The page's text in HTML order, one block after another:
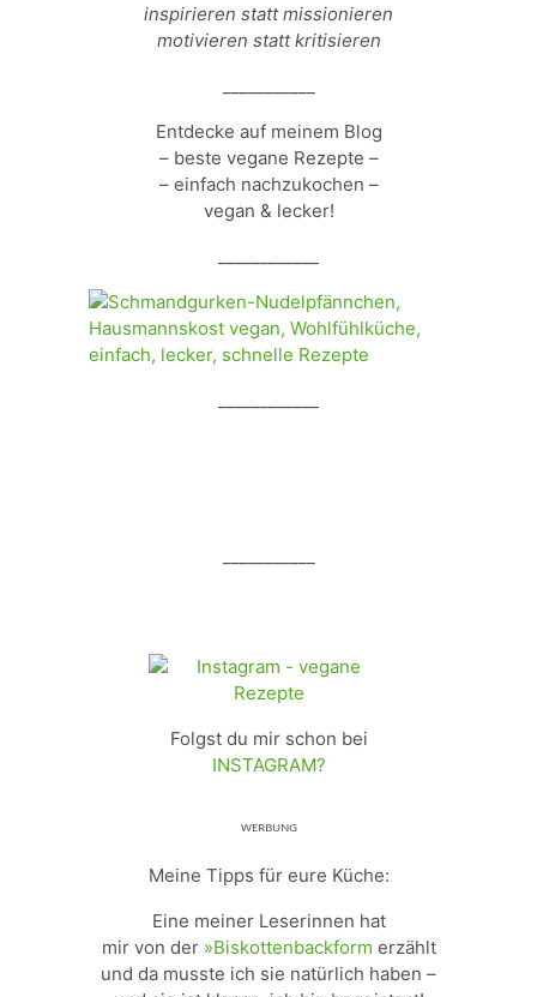
inspirieren statt missionieren
motivieren statt kritisieren
Entdecke auf meinem Blog
– beste vegane Rezepte –
– einfach nachzukochen –
vegan & lecker!
Folgst du mir schon bei
INSTAGRAM?
ᵂᴱᴿᴮᵁᴺᴳ
Meine Tipps für eure Küche:
Eine meiner Leserinnen hat
mir von der »Biskottenbackform erzählt
und da musste ich sie natürlich haben –